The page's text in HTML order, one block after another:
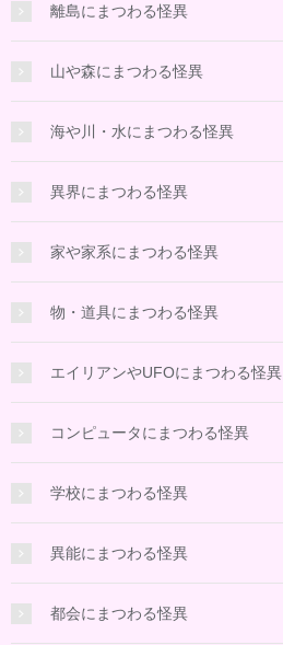
離島にまつわる怪異
山や森にまつわる怪異
海や川・水にまつわる怪異
異界にまつわる怪異
家や家系にまつわる怪異
物・道具にまつわる怪異
エイリアンやUFOにまつわる怪異
コンピュータにまつわる怪異
学校にまつわる怪異
異能にまつわる怪異
都会にまつわる怪異